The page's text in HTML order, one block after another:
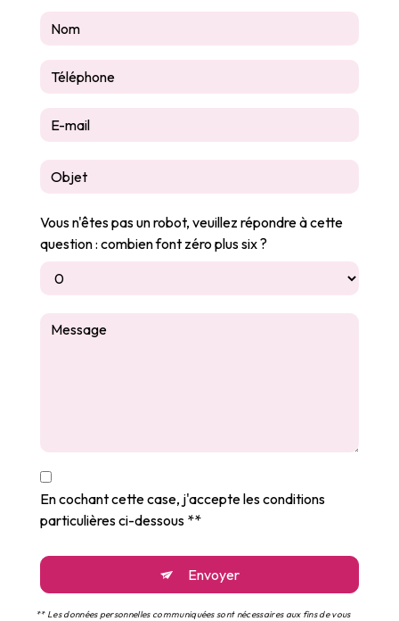
Vous n'êtes pas un robot, veuillez répondre à cette
question : combien font zéro plus six ?
En cochant cette case, j'accepte les conditions
particulières ci-dessous **
Envoyer
** Les données personnelles communiquées sont nécessaires aux fins de vous